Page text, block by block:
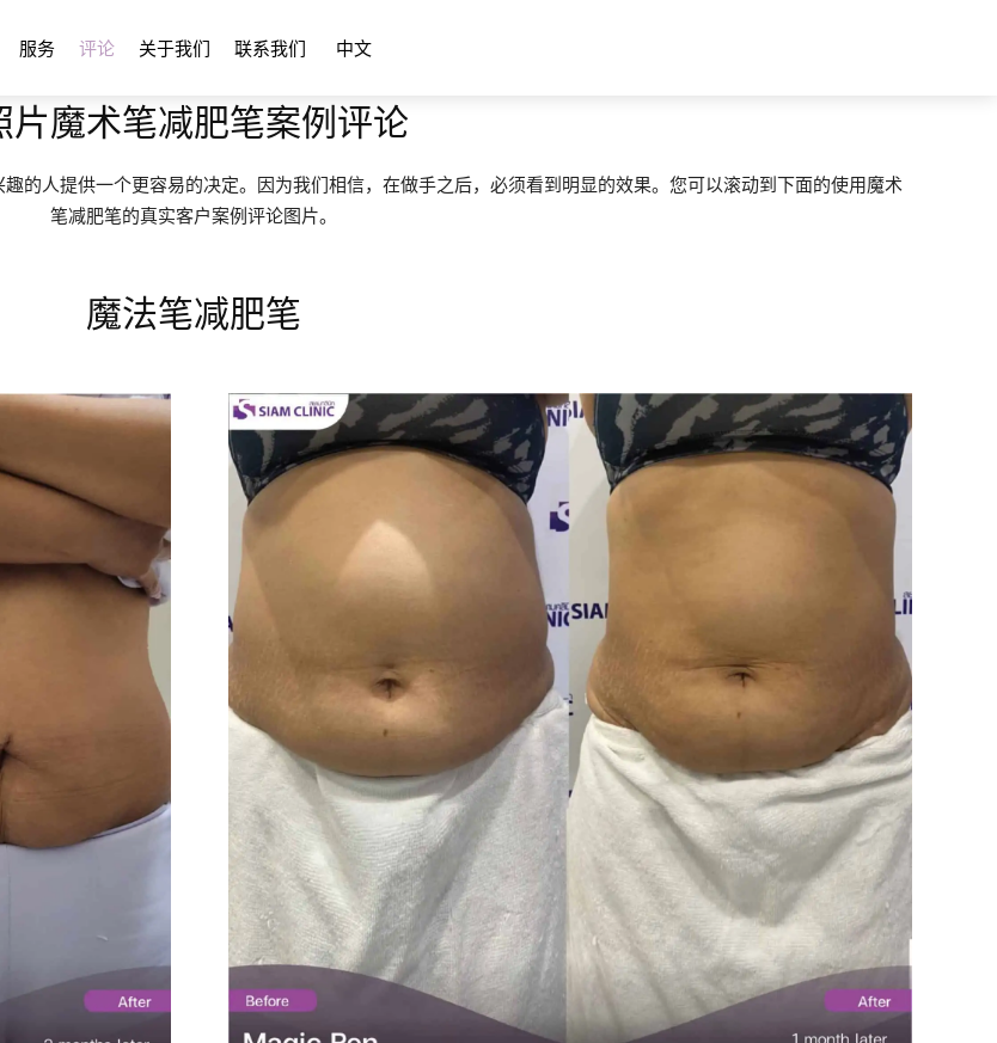
服务 评论 关于我们 联系我们 中文
片魔术笔减肥笔案例评论
的人提供一个更容易的决定。因为我们相信，在做手之后，必须看到明显的效果。您可以滚动到下面的使用魔术
笔减肥笔的真实客户案例评论图片。
魔法笔减肥笔